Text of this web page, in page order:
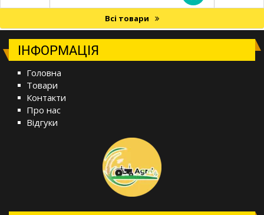
Всі товари
ІНФОРМАЦІЯ
Головна
Товари
Контакти
Про нас
Відгуки